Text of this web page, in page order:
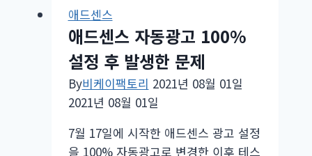
보
기
좋
네
요!
애드센스
애드센스 자동광고 100%
설정 후 발생한 문제
By비케이팩토리 2021년 08월 01일
2021년 08월 01일
7월 17일에 시작한 애드센스 광고 설정
을 100% 자동광고로 변경한 이후 테스